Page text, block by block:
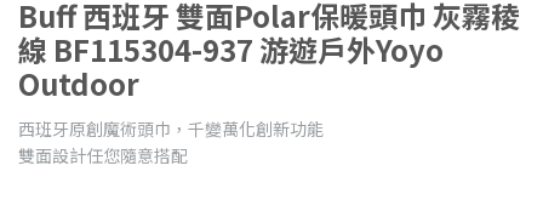
Buff 西班牙 雙面Polar保暖頭巾 灰霧稜
線 BF115304-937 游遊戶外Yoyo
Outdoor
西班牙原創魔術頭巾，千變萬化創新功能
雙面設計任您隨意搭配